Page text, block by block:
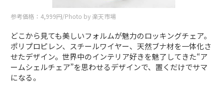
参考価格：4,999円/Photo by 楽天市場
どこから見ても美しいフォルムが魅力のロッキングチェア。
ポリプロピレン、スチールワイヤー、天然ブナ材を一体化さ
せたデザイン。世界中のインテリア好きを魅了してきた“ア
ームシェルチェア”を思わせるデザインで、置くだけでサマ
になる。